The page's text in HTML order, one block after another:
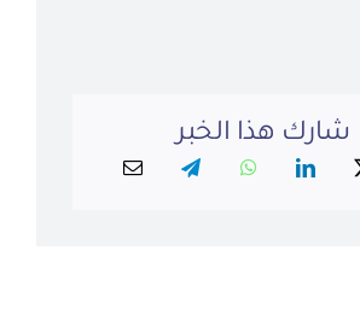
شارك هذا الخبر